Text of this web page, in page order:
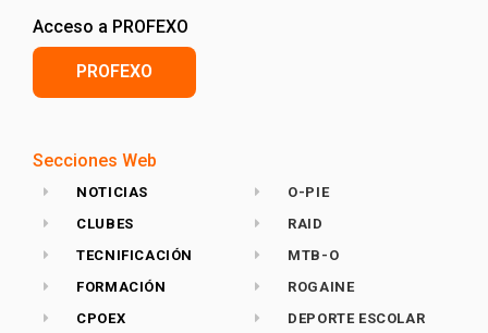
Acceso a PROFEXO
PROFEXO
Secciones Web
NOTICIAS
CLUBES
TECNIFICACIÓN
FORMACIÓN
CPOEX
O-PIE
RAID
MTB-O
ROGAINE
DEPORTE ESCOLAR